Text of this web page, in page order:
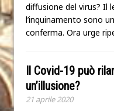
diffusione del virus? Il
l’inquinamento sono
conferma. Ora urge
Il Covid-19 può
un’illusione?
21 aprile 2020